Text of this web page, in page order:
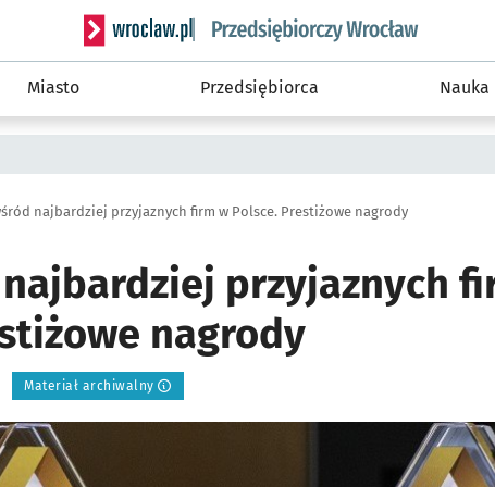
Serwis informacyjny wroclaw.pl podserwis:
Miasto Przedsiębiorca Nauka
najbardziej przyjaznych firm w Polsce. Prestiżowe nagrody
najbardziej przyjaznych
nagrody
Materiał archiwalny